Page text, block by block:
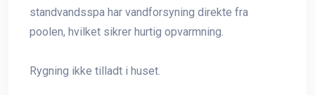
standvandsspa har vandforsyning direkte fra
poolen, hvilket sikrer hurtig opvarmning.
Rygning ikke tilladt i huset.